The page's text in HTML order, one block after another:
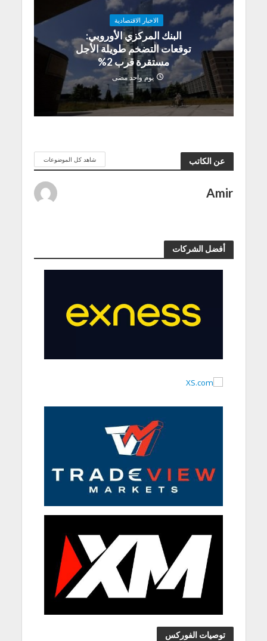
الاخبار الاقتصادية
البنك المركزي الأوروبي:
توقعات التضخم طويلة الأجل
مستقرة قرب 2%
يوم واحد مضى
عن الكاتب شاهد كل الموضوعات
Amir
أفضل الشركات
توصيات الفوركس